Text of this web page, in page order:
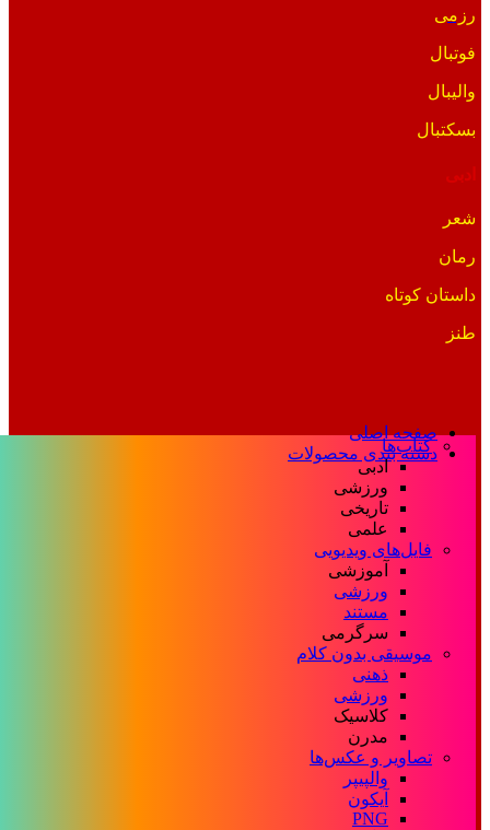
رزمی
فوتبال
والیبال
بسکتبال
ادبی
شعر
رمان
داستان کوتاه
طنز
صفحه اصلی
دسته بندی محصولات
کتاب‌ها
ادبی
ورزشی
تاریخی
علمی
فایل‌های ویدیویی
آموزشی
ورزشی
مستند
سرگرمی
موسیقی بدون کلام
ذهنی
ورزشی
کلاسیک
مدرن
تصاویر و عکس‌ها
والپیپر
آیکون
PNG